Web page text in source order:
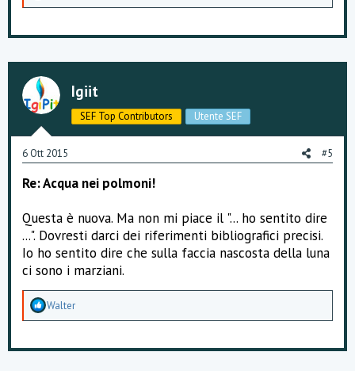
e
a
e
n
t
:
Igiit
SEF Top Contributors Utente SEF
6 Ott 2015 #5
Re: Acqua nei polmoni!
Questa è nuova. Ma non mi piace il "... ho sentito dire
...". Dovresti darci dei riferimenti bibliografici precisi.
Io ho sentito dire che sulla faccia nascosta della luna
ci sono i marziani.
A
e
Walter